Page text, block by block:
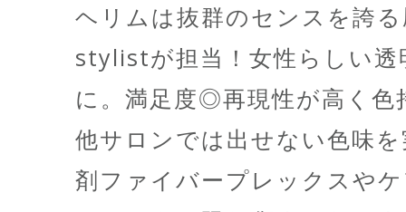
ヘリムは抜群のセンスを誇
stylistが担当！女性らしい透
に。満足度◎再現性が高く色
他サロンでは出せない色味
剤ファイバープレックスや